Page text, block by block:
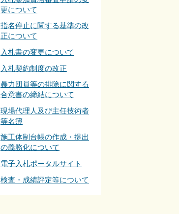
更について
指名停止に関する基準の改
正について
入札書の変更について
入札契約制度の改正
暴力団員等の排除に関する
合意書の締結について
現場代理人及び主任技術者
等名簿
施工体制台帳の作成・提出
の義務化について
電子入札ポータルサイト
検査・成績評定等について